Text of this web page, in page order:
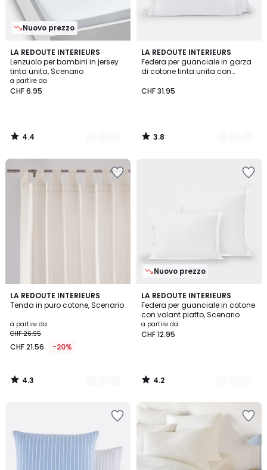
Nuovo prezzo
LA REDOUTE INTERIEURS
Lenzuolo per bambini in jersey
tinta unita, Scenario
a partire da
CHF 6.95
4.4
/ 5
5
Colori
4.4
/
LA REDOUTE INTERIEURS
Federa per guanciale in garza
di cotone tinta unita con
CHF 31.95
3.8
/ 5
15
Colori
3.8
/
LA REDOUTE INTERIEURS
Tenda in puro cotone, Scenario
a partire da
CHF 26.95
CHF 21.56 -20%
4.3
/ 5
10
Colori
4.3
/
Nuovo prezzo
LA REDOUTE INTERIEURS
Federa per guanciale in cotone
con volant piatto, Scenario
a partire da
CHF 12.95
4.2
/ 5
20
Colori
4.2
/